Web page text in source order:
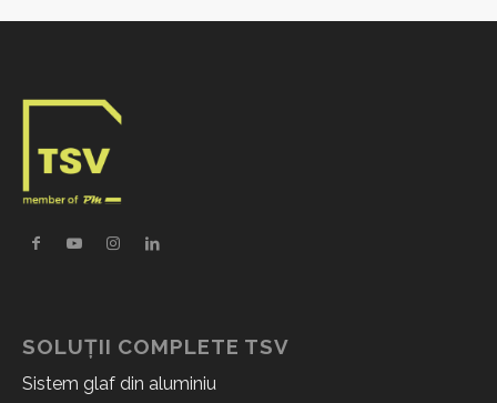
SOLUȚII COMPLETE TSV
Sistem glaf din aluminiu